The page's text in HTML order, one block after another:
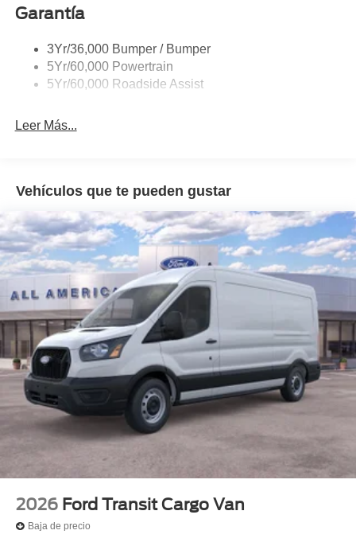
Single Sliding Side Door
Wipers - Rain-Sensing
Garantía
3Yr/36,000 Bumper / Bumper
5Yr/60,000 Powertrain
5Yr/60,000 Roadside Assist
Leer Más...
Vehículos que te pueden gustar
2026 Ford Transit Cargo Van
Baja de precio